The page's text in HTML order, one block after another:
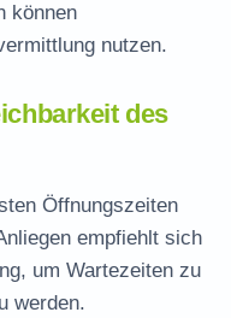
können
nutzen.
des
Öffnungszeiten
empfiehlt sich
um Wartezeiten zu
werden.